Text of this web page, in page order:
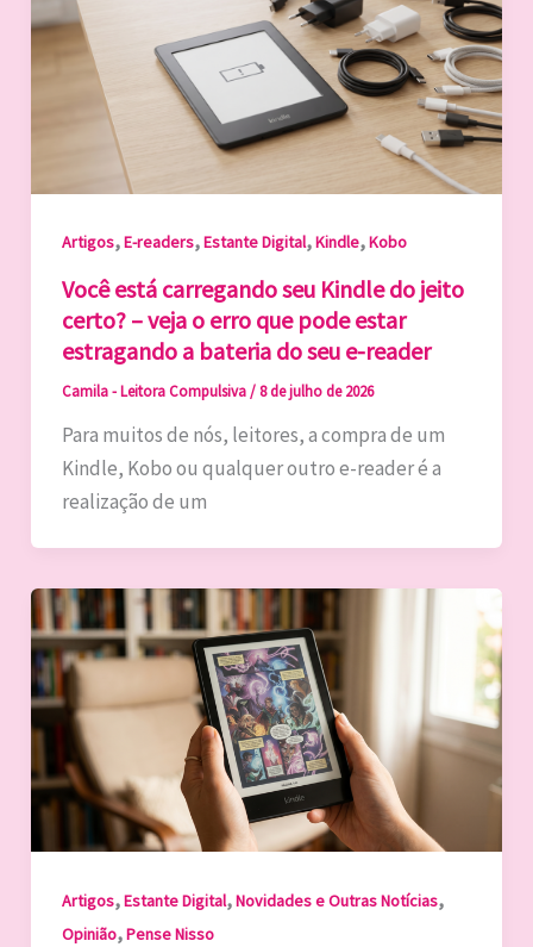
Artigos,E-readers,Estante Digital,Kindle,Kobo
Você está carregando seu Kindle do jeito
certo? – veja o erro que pode estar
estragando a bateria do seu e-reader
Camila - Leitora Compulsiva/8 de julho de 2026
Para muitos de nós, leitores, a compra de um
Kindle, Kobo ou qualquer outro e-reader é a
realização de um
Artigos,Estante Digital,Novidades e Outras Notícias,
Opinião,Pense Nisso